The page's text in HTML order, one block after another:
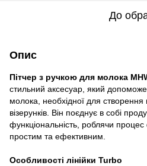
До
Опис
Пітчер з ручкою для молока
стильний аксесуар, який допоможе
молока, необхідної для
візерунків. Він поєднує в собі
функціональність, роблячи
простим та ефективним.
Особливості лінійки Turbo